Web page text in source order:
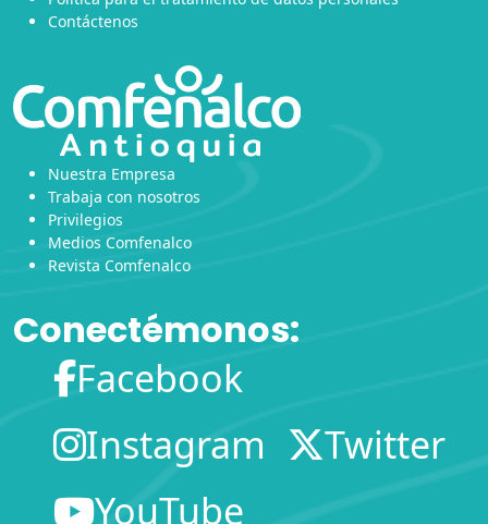
Contáctenos
Nuestra Empresa
Trabaja con nosotros
Privilegios
Medios Comfenalco
Revista Comfenalco
Conectémonos:
Facebook
Instagram
Twitter
YouTube